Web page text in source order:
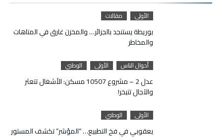
الأولى مقالات
بوريطة يستنجد بالجزائر… والمخزن غارق في المتاهات
والمخاطر
أحوال الناس الأولى الوطني
عدل 2 – مشروع 10507 مسكن: الأشغال تتعثر
والآجال تتبخر!
الأولى الوطني
يعقوبي في فخ التطبيع… “المؤشر” تكشف المستور